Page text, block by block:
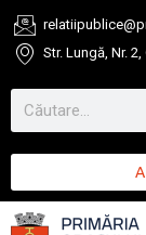
Str. Lungă, Nr.